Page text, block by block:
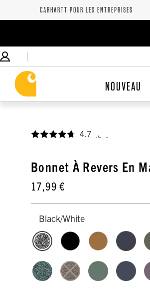
CARHARTT POUR LES ENTREPRISES
NOUVEAU
4.7
Bonnet À Revers En
17,99 €
Black/White